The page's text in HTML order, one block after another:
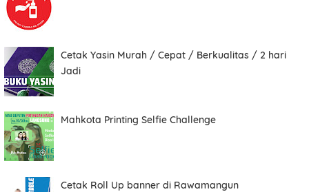
Cetak Yasin Murah / Cepat / Berkualitas / 2 hari
Jadi
Mahkota Printing Selfie Challenge
Cetak Roll Up banner di Rawamangun
Item Choices
Total
Date